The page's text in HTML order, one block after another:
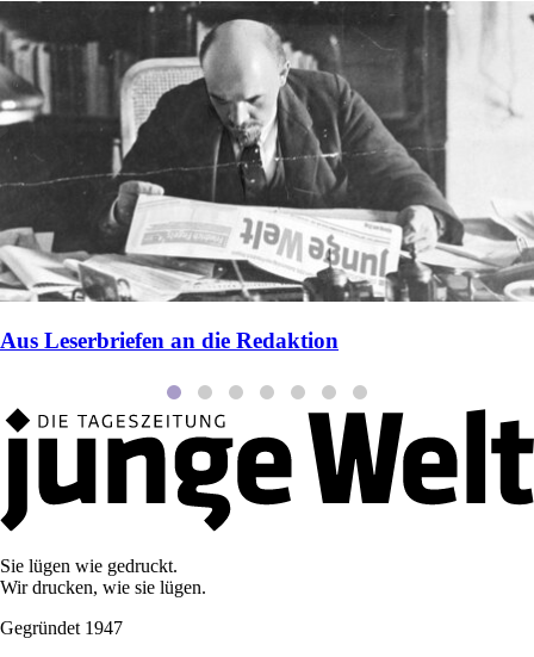
Aus Leserbriefen an die Redaktion
Sie lügen wie gedruckt.
Wir drucken, wie sie lügen.
Gegründet 1947